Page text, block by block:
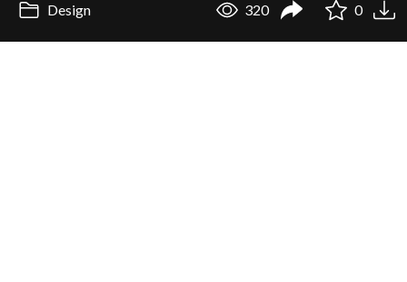
Design 320 0